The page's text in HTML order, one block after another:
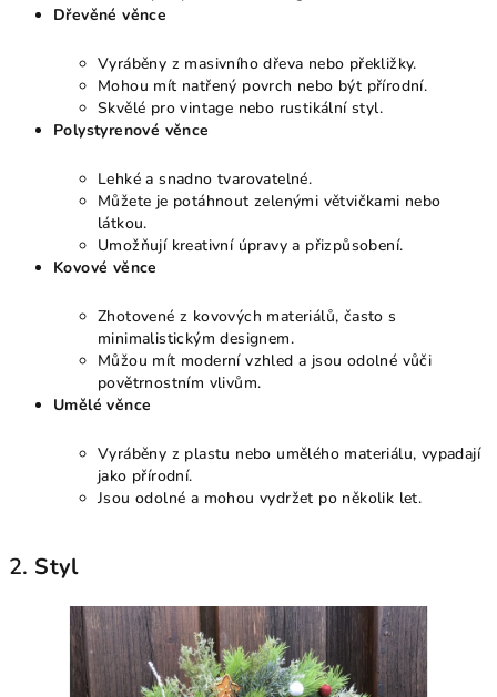
Dřevěné věnce
Vyráběny z masivního dřeva nebo překližky.
Mohou mít natřený povrch nebo být přírodní.
Skvělé pro vintage nebo rustikální styl.
Polystyrenové věnce
Lehké a snadno tvarovatelné.
Můžete je potáhnout zelenými větvičkami nebo
látkou.
Umožňují kreativní úpravy a přizpůsobení.
Kovové věnce
Zhotovené z kovových materiálů, často s
minimalistickým designem.
Můžou mít moderní vzhled a jsou odolné vůči
povětrnostním vlivům.
Umělé věnce
Vyráběny z plastu nebo umělého materiálu, vypadají
jako přírodní.
Jsou odolné a mohou vydržet po několik let.
2. Styl